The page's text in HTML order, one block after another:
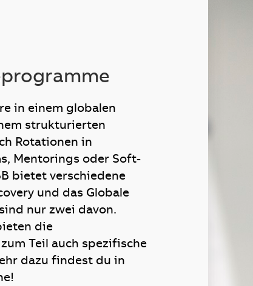
in einem globalen
strukturierten
Rotationen in
Mentorings oder Soft-
bietet verschiedene
und das Globale
nur zwei davon.
die
Teil auch spezifische
dazu findest du in